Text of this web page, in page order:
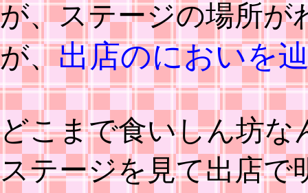
が、ステージの場所が
が、出店のにおいを
どこまで食いしん坊な
ステージを見て出店で